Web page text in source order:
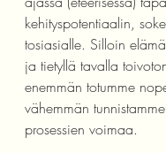
kehityspotentiaalin,
tosiasialle. Silloin
ja tietyllä tavalla
enemmän totumme
vähemmän
prosessien voimaa.